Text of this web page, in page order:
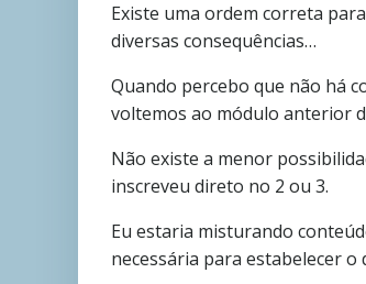
Existe uma ordem correta
diversas consequências…
Quando percebo que não há
voltemos ao módulo anterior
Não existe a menor
inscreveu direto no 2 ou 3.
Eu estaria misturando
necessária para estabelecer